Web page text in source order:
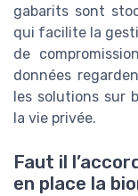
gabarits sont
qui facilite la
de
données
les solutions sur
la vie privée.
Faut il
en place la